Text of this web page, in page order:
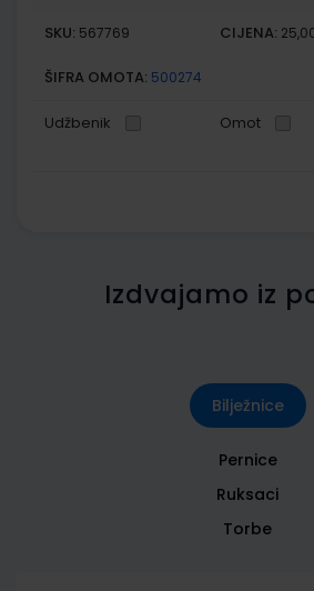
SKU: 567769 CIJENA:
ŠIFRA OMOTA: 500274
Udžbenik Omot
Izdvajamo iz
Bilježnice
Pernice
Ruksaci
Torbe